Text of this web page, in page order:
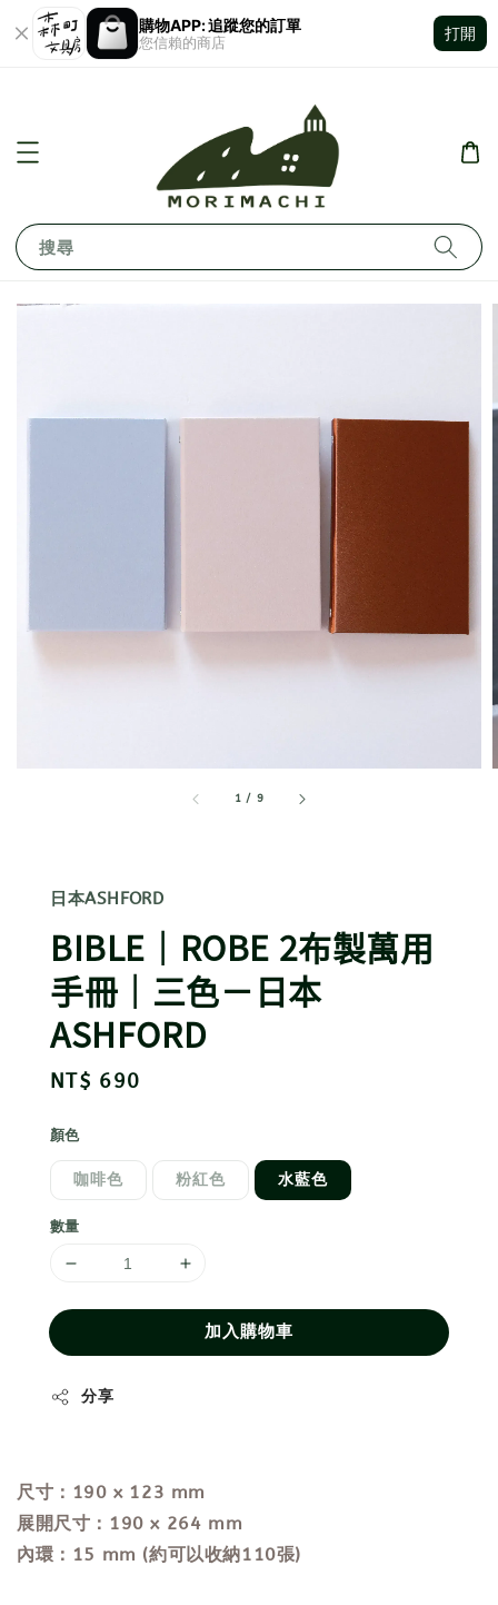
購物APP: 追蹤您的訂單
您信賴的商店
打開
搜尋
1 / 9
日本ASHFORD
BIBLE｜ROBE 2布製萬用
手冊｜三色－日本
ASHFORD
Regular
NT$ 690
顏色
咖啡色 粉紅色 水藍色
數量
加入購物車
分享
尺寸：190 x 123 mm
展開尺寸：190 x 264 mm
內環：15 mm (約可以收納110張)